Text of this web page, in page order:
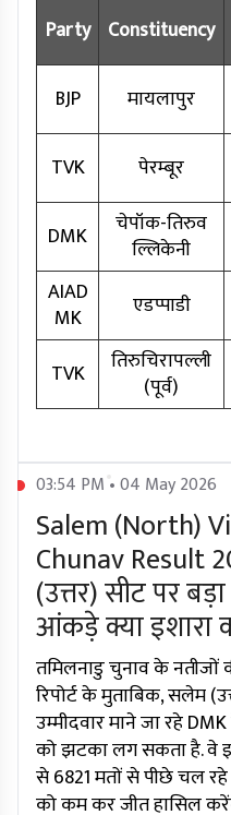
Party Constituency
BJP
मायलापुर
TVK पेरम्बूर
DMK
चेपॉक-तिरुव
ल्लिकेनी
AIAD
MK
एडप्पाडी
TVK
तिरुचिरापल्ली
(पूर्व)
03:54 PM • 04 May 2026
Salem (North)
Chunav Result
(उत्तर) सीट पर
आंकड़े क्या इशारा
तमिलनाडु चुनाव के नतीजों
रिपोर्ट के मुताबिक, सलेम
उम्मीदवार माने जा रहे
को झटका लग सकता है. वे
से 6821 मतों से पीछे चल रहे
को कम कर जीत हासिल